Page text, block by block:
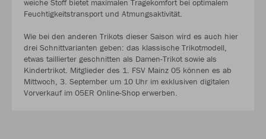
Feuchtigkeitstransport und Atmungsaktivität.
Wie bei den anderen Trikots dieser Saison wird es auch hier
drei Schnittvarianten geben: das klassische Trikotmodell,
etwas taillierter geschnitten als Damen-Trikot sowie als
Kindertrikot. Mitglieder des 1. FSV Mainz 05 können es ab
Mittwoch, 3. September um 10 Uhr im exklusiven digitalen
Vorverkauf im 05ER Online-Shop erwerben.